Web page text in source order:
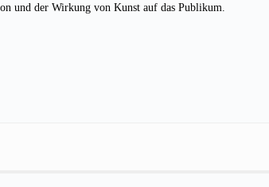
und der Wirkung von Kunst auf das Publikum.